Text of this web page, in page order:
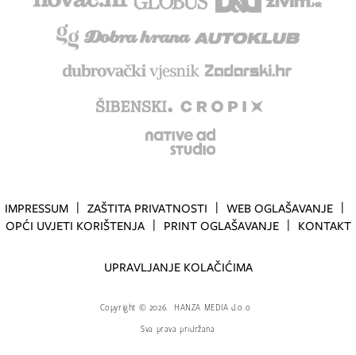
IMPRESSUM ZAŠTITA PRIVATNOSTI
WEB OGLAŠAVANJE
OPĆI UVJETI KORIŠTENJA
PRINT OGLAŠAVANJE KONTAKT
UPRAVLJANJE KOLAČIĆIMA
Copyright © 2026.
HANZA MEDIA d.o.o
Sva prava pridržana